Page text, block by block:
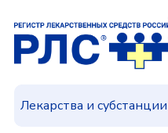
Лекарства и субстанции